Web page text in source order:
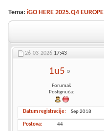
Tema: iGO HERE 2025.Q4 EUROPE
26-03-2026 17:43
1u5
Forumaš
Postignuća:
Datum registracije Sep 2018
Postova
44